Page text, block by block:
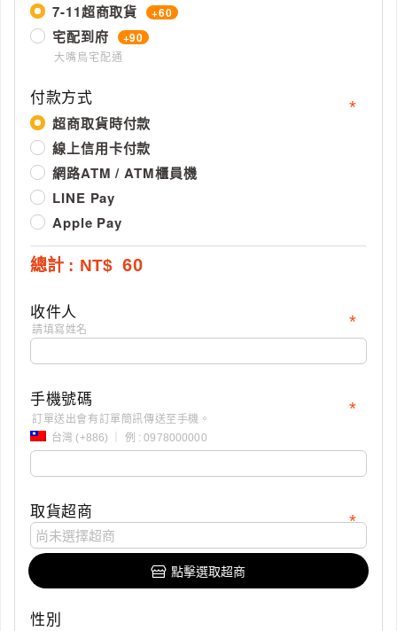
7-11超商取貨 +60
宅配到府 +90
大嘴鳥宅配通
付款方式
超商取貨時付款
線上信用卡付款
網路ATM / ATM櫃員機
LINE Pay
Apple Pay
總計 NT$ 60
收件人
請填寫姓名
手機號碼
訂單送出會有訂單簡訊傳送至手機。
取貨超商
點擊選取超商
性別